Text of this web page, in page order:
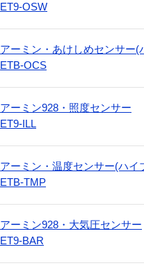
ET9-OSW
アーミン・あけしめセンサー(
ETB-OCS
アーミン928・照度センサー
ET9-ILL
アーミン・温度センサー(ハイ
ETB-TMP
アーミン928・大気圧センサー
ET9-BAR